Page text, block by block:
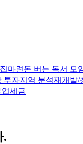
마련 돈 버는 독서 모
투자지역 분석재개발/
업세금
.